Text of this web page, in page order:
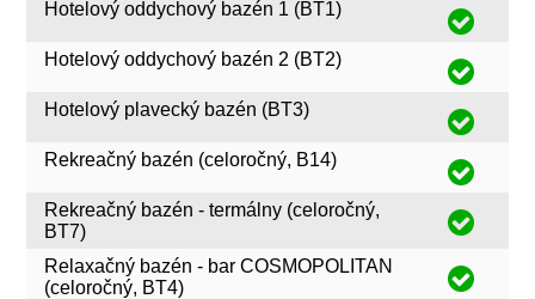
Hotelový oddychový bazén 1 (BT1)
Hotelový oddychový bazén 2 (BT2)
Hotelový plavecký bazén (BT3)
Rekreačný bazén (celoročný, B14)
Rekreačný bazén - termálny (celoročný,
BT7)
Relaxačný bazén - bar COSMOPOLITAN
(celoročný, BT4)